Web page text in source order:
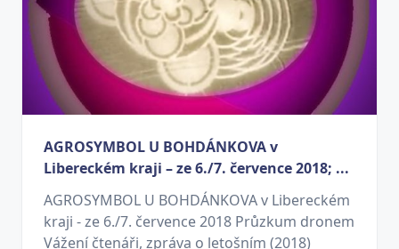
AGROSYMBOL U BOHDÁNKOVA v
Libereckém kraji – ze 6./7. července 2018; ...
AGROSYMBOL U BOHDÁNKOVA v Libereckém
kraji - ze 6./7. července 2018 Průzkum dronem
Vážení čtenáři, zpráva o letošním (2018)